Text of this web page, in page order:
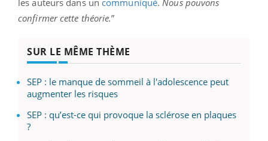
les auteurs dans un communiqué.Nous pouvons
confirmer cette théorie.”
SUR LE MÊME THÈME
SEP : le manque de sommeil à l'adolescence peut
augmenter les risques
SEP : qu’est-ce qui provoque la sclérose en plaques
?